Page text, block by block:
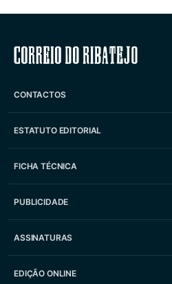
Correio do
CONTACTOS
ESTATUTO EDITORIAL
FICHA TÉCNICA
PUBLICIDADE
ASSINATURAS
EDIÇÃO ONLINE